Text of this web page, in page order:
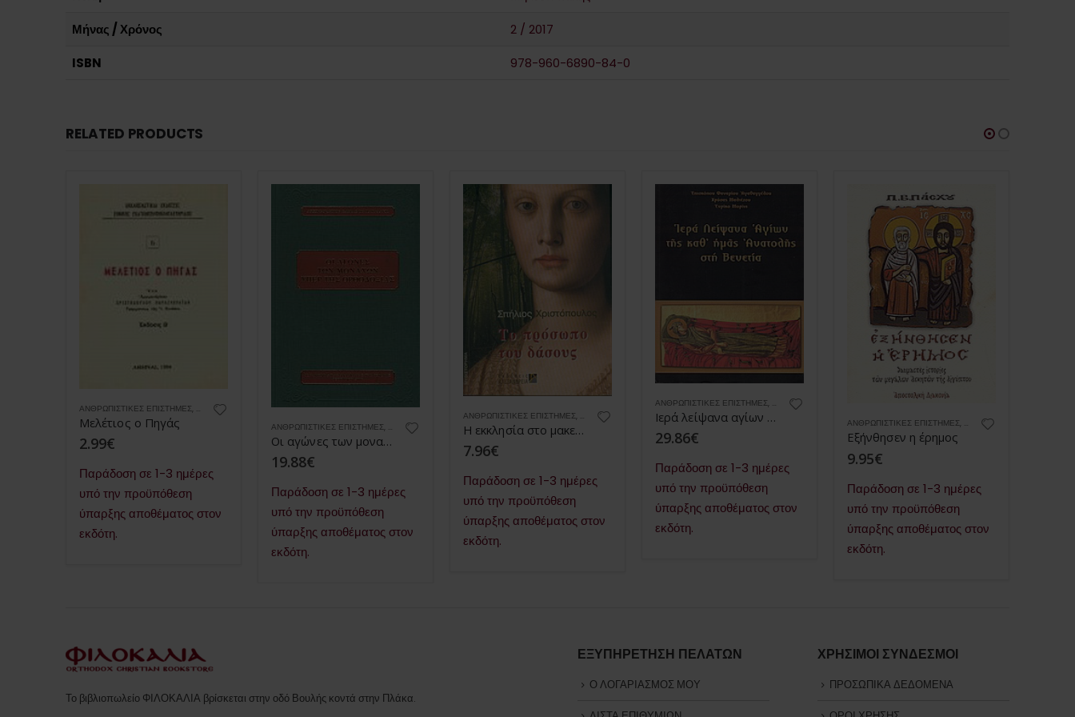
Μήνας / Χρόνος
2 / 2017
ISBN
978-960-6890-84-0
RELATED PRODUCTS
ΑΝΘΡΩΠΙΣΤΙΚΈΣ ΕΠΙΣΤΉΜΕΣ ΒΙΒΛΙΑ, ΒΙΟΓΡΑΦΊΕΣ & ΑΛΗΘΙΝΈΣ ΙΣΤΟΡΊΕΣ
Μελέτιος ο Πηγάς
2.99€
Παράδοση σε 1-3 ημέρες
υπό την προϋπόθεση
ύπαρξης αποθέματος στον
εκδότη.
ΑΝΘΡΩΠΙΣΤΙΚΈΣ ΕΠΙΣΤΉΜΕΣ, ΒΙΒΛΙΑ
Οι αγώνες των μοναχών υπέρ της Ορθοδοξίας
19.88€
Παράδοση σε 1-3 ημέρες
υπό την προϋπόθεση
ύπαρξης αποθέματος στον
εκδότη.
ΑΝΘΡΩΠΙΣΤΙΚΈΣ ΕΠΙΣΤΉΜΕΣ, ΒΙΒΛΙΑ
Η εκκλησία στο μακεδονικό αγώνα
7.96€
Παράδοση σε 1-3 ημέρες
υπό την προϋπόθεση
ύπαρξης αποθέματος στον
εκδότη.
ΑΝΘΡΩΠΙΣΤΙΚΈΣ ΕΠΙΣΤΉΜΕΣ ΒΙΒΛΙΑ,
Ιερά λείψανα αγίων της καθ’ ημάς Ανατολής στη Βενετία
29.86€
Παράδοση σε 1-3 ημέρες
υπό την προϋπόθεση
ύπαρξης αποθέματος στον
εκδότη.
ΑΝΘΡΩΠΙΣΤΙΚΈΣ ΕΠΙΣΤΉΜΕΣ, ΒΙΟΓΡΑΦΊΕΣ & ΑΛΗΘΙΝΈΣ
Εξήνθησεν η έρημος
9.95€
Παράδοση σε 1-3 ημέρες
υπό την προϋπόθεση
ύπαρξης αποθέματος στον
εκδότη.
Το βιβλιοπωλείο ΦΙΛΟΚΑΛΙΑ βρίσκεται στην οδό Βουλής κοντά στην Πλάκα.
ΕΞΥΠΗΡΕΤΗΣΗ ΠΕΛΑΤΩΝ
Ο ΛΟΓΑΡΙΑΣΜΟΣ ΜΟΥ
ΧΡΗΣΙΜΟΙ ΣΥΝΔΕΣΜΟΙ
ΠΡΟΣΩΠΙΚΑ ΔΕΔΟΜΕΝΑ